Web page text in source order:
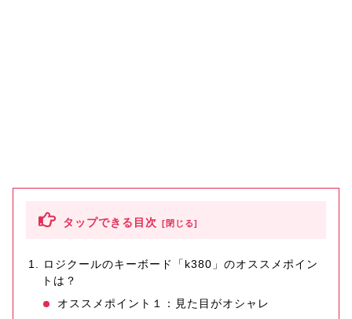
タップできる目次
ロジクールのキーボード「k380」のオススメポイン
トは？
オススメポイント１：見た目がオシャレ